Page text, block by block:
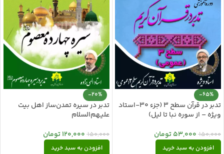
-65%
تدبر در قرآن سطح 3 (جزء 30-استاد
ویژه – از سوره نبا تا لیل)
150,000
53,000تومان
افزودن به سبد خرید
-20%
تدبر در سیره تمدن‌ساز اهل بیت
علیهم‌السلام
150,000
120,000تومان
افزودن به سبد خرید